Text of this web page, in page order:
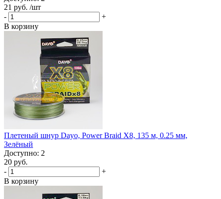
21 руб. /шт
-
+
В корзину
Плетеный шнур Dayo, Power Braid X8, 135 м, 0.25 мм,
Зелёный
Доступно: 2
20 руб.
-
+
В корзину